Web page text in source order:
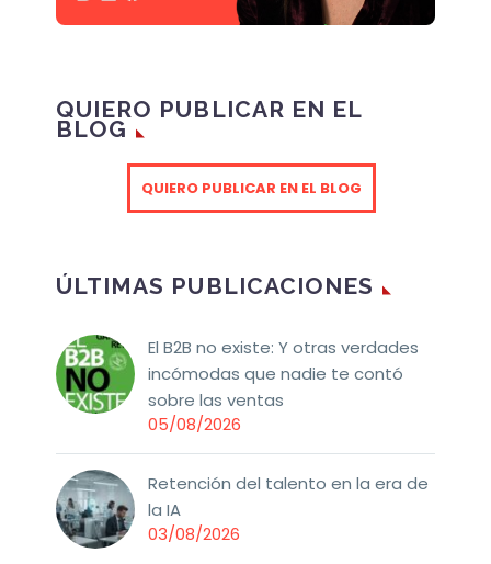
QUIERO PUBLICAR EN EL
BLOG
QUIERO PUBLICAR EN EL BLOG
ÚLTIMAS PUBLICACIONES
El B2B no existe: Y otras verdades
incómodas que nadie te contó
sobre las ventas
05/08/2026
Retención del talento en la era de
la IA
03/08/2026